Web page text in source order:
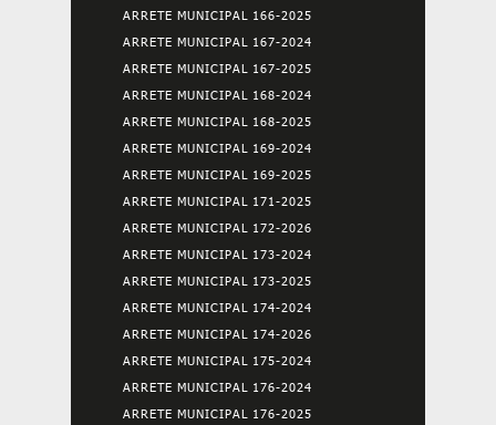
ARRETE MUNICIPAL 166-2025
ARRETE MUNICIPAL 167-2024
ARRETE MUNICIPAL 167-2025
ARRETE MUNICIPAL 168-2024
ARRETE MUNICIPAL 168-2025
ARRETE MUNICIPAL 169-2024
ARRETE MUNICIPAL 169-2025
ARRETE MUNICIPAL 171-2025
ARRETE MUNICIPAL 172-2026
ARRETE MUNICIPAL 173-2024
ARRETE MUNICIPAL 173-2025
ARRETE MUNICIPAL 174-2024
ARRETE MUNICIPAL 174-2026
ARRETE MUNICIPAL 175-2024
ARRETE MUNICIPAL 176-2024
ARRETE MUNICIPAL 176-2025